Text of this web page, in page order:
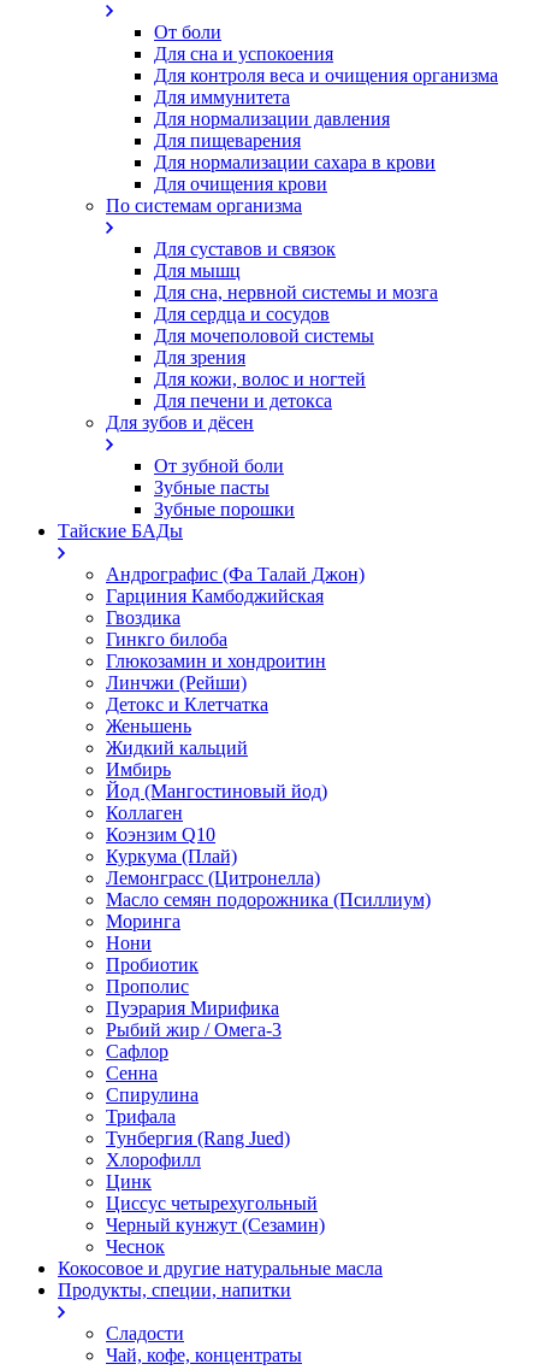
От боли
Для сна и успокоения
Для контроля веса и очищения организма
Для иммунитета
Для нормализации давления
Для пищеварения
Для нормализации сахара в крови
Для очищения крови
По системам организма
Для суставов и связок
Для мышц
Для сна, нервной системы и мозга
Для сердца и сосудов
Для мочеполовой системы
Для зрения
Для кожи, волос и ногтей
Для печени и детокса
Для зубов и дёсен
От зубной боли
Зубные пасты
Зубные порошки
Тайские БАДы
Андрографис (Фа Талай Джон)
Гарциния Камбоджийская
Гвоздика
Гинкго билоба
Глюкозамин и хондроитин
Линчжи (Рейши)
Детокс и Клетчатка
Женьшень
Жидкий кальций
Имбирь
Йод (Мангостиновый йод)
Коллаген
Коэнзим Q10
Куркума (Плай)
Лемонграсс (Цитронелла)
Масло семян подорожника (Псиллиум)
Моринга
Нони
Пробиотик
Прополис
Пуэрария Мирифика
Рыбий жир / Омега-3
Сафлор
Сенна
Спирулина
Трифала
Тунбергия (Rang Jued)
Хлорофилл
Цинк
Циссус четырехугольный
Черный кунжут (Сезамин)
Чеснок
Кокосовое и другие натуральные масла
Продукты, специи, напитки
Сладости
Чай, кофе, концентраты